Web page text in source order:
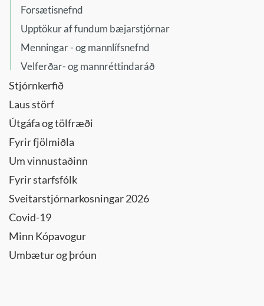
Forsætisnefnd
Upptökur af fundum bæjarstjórnar
Menningar - og mannlífsnefnd
Velferðar- og mannréttindaráð
Stjórnkerfið
Laus störf
Útgáfa og tölfræði
Fyrir fjölmiðla
Um vinnustaðinn
Fyrir starfsfólk
Sveitarstjórnarkosningar 2026
Covid-19
Minn Kópavogur
Umbætur og þróun